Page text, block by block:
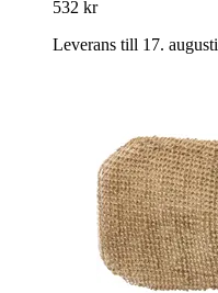
532 kr
Leverans till 17. augusti